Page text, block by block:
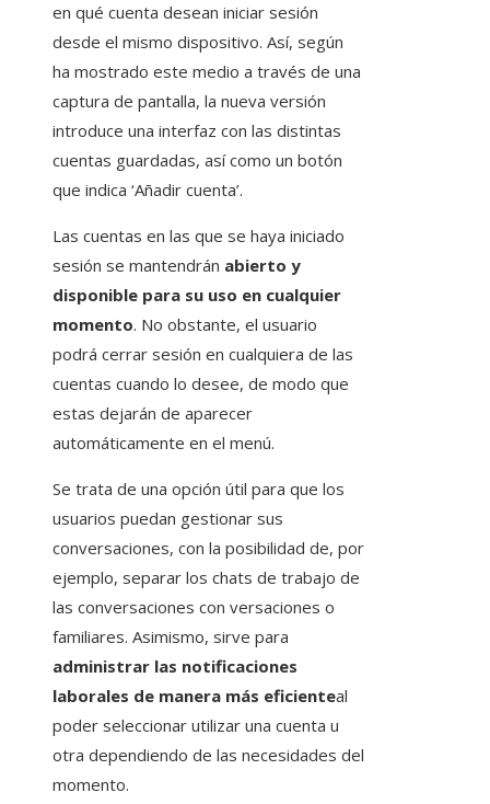
en qué cuenta desean iniciar sesión
desde el mismo dispositivo. Así, según
ha mostrado este medio a través de una
captura de pantalla, la nueva versión
introduce una interfaz con las distintas
cuentas guardadas, así como un botón
que indica ‘Añadir cuenta’.
Las cuentas en las que se haya iniciado
sesión se mantendrán abierto y
disponible para su uso en cualquier
momento. No obstante, el usuario
podrá cerrar sesión en cualquiera de las
cuentas cuando lo desee, de modo que
estas dejarán de aparecer
automáticamente en el menú.
Se trata de una opción útil para que los
usuarios puedan gestionar sus
conversaciones, con la posibilidad de, por
ejemplo, separar los chats de trabajo de
las conversaciones con versaciones o
familiares. Asimismo, sirve para
administrar las notificaciones
laborales de manera más eficienteal
poder seleccionar utilizar una cuenta u
otra dependiendo de las necesidades del
momento.